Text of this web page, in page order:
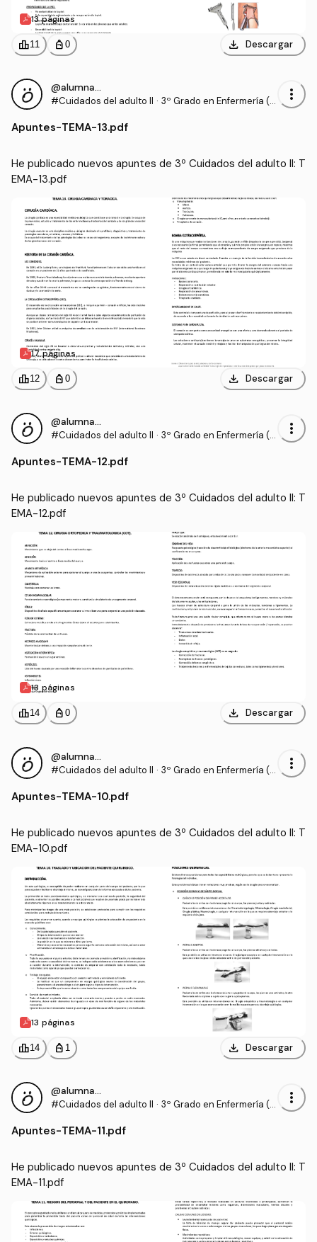
13 páginas
leaderboard11 personal_bag 0 download Descargar
@alumnaOK
#Cuidados del adulto II · 3º Grado en Enfermería (U
more_vert
Apuntes-TEMA-13.pdf
He publicado nuevos apuntes de 3º Cuidados del adulto II: T
EMA-13.pdf
17 páginas
leaderboard12 personal_bag 0 download Descargar
@alumnaOK
#Cuidados del adulto II · 3º Grado en Enfermería (U
more_vert
Apuntes-TEMA-12.pdf
He publicado nuevos apuntes de 3º Cuidados del adulto II: T
EMA-12.pdf
13 páginas
leaderboard14 personal_bag 0 download Descargar
@alumnaOK
#Cuidados del adulto II · 3º Grado en Enfermería (U
more_vert
Apuntes-TEMA-10.pdf
He publicado nuevos apuntes de 3º Cuidados del adulto II: T
EMA-10.pdf
13 páginas
leaderboard14 personal_bag 1 download Descargar
@alumnaOK
#Cuidados del adulto II · 3º Grado en Enfermería (U
more_vert
Apuntes-TEMA-11.pdf
He publicado nuevos apuntes de 3º Cuidados del adulto II: T
EMA-11.pdf